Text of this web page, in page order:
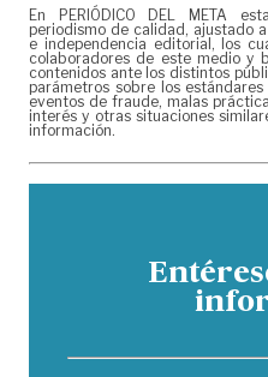
En PERIÓDICO DEL META
periodismo de calidad, ajustado
e independencia editorial, los
colaboradores de este medio y
contenidos ante los distintos
parámetros sobre los
eventos de fraude, malas
interés y otras situaciones
información.